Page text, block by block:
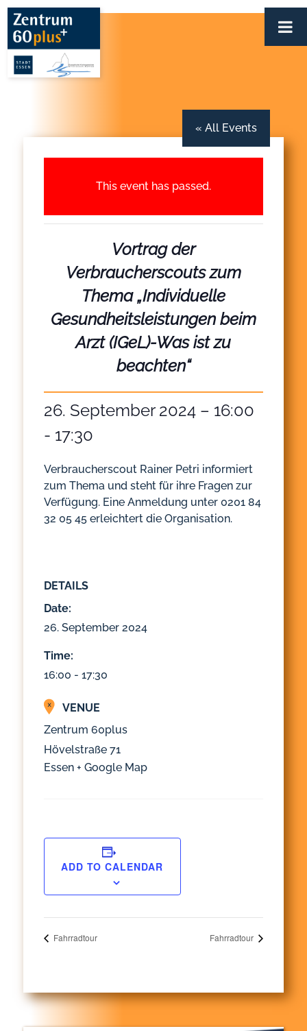
Zum
Inhalt
springen
« All Events
This event has passed.
Vortrag der
Verbraucherscouts zum
Thema „Individuelle
Gesundheitsleistungen beim
Arzt (IGeL)-Was ist zu
beachten“
26. September 2024 – 16:00
- 17:30
Verbraucherscout Rainer Petri informiert
zum Thema und steht für ihre Fragen zur
Verfügung. Eine Anmeldung unter 0201 84
32 05 45 erleichtert die Organisation.
DETAILS
Date:
26. September 2024
Time:
16:00 - 17:30
VENUE
Zentrum 60plus
Hövelstraße 71
Essen + Google Map
ADD TO CALENDAR
Fahrradtour Fahrradtour